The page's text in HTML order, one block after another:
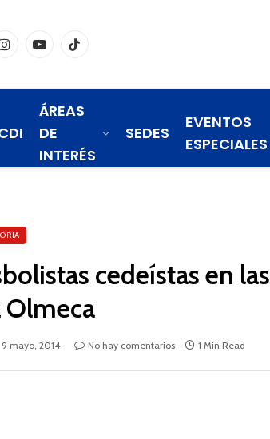
InstagramYouTubeTikTok
ÁREAS
DE
INTERÉS
SEDES
EVENTOS
ESPECIALES
cedeístas en
Olmeca
9 mayo, 2014 No hay comentarios 1 Min Read